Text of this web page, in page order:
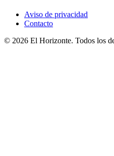
Aviso de privacidad
Contacto
© 2026 El Horizonte. Todos los